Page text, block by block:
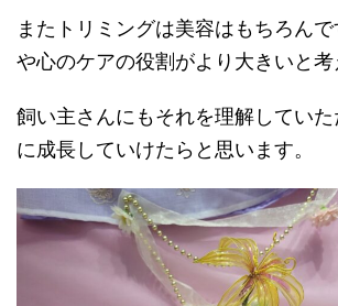
またトリミングは美容はもちろん
や心のケアの役割がより大きいと考
飼い主さんにもそれを理解してい
に成長していけたらと思います。